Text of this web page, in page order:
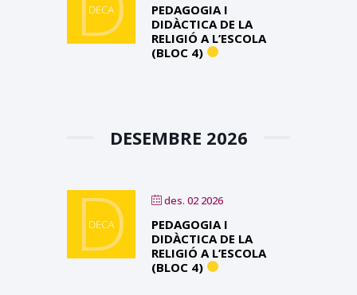
PEDAGOGIA I
DIDÀCTICA DE LA
RELIGIÓ A L’ESCOLA
(BLOC 4)
DESEMBRE 2026
des. 02 2026
PEDAGOGIA I
DIDÀCTICA DE LA
RELIGIÓ A L’ESCOLA
(BLOC 4)